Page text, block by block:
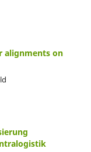
alignments on